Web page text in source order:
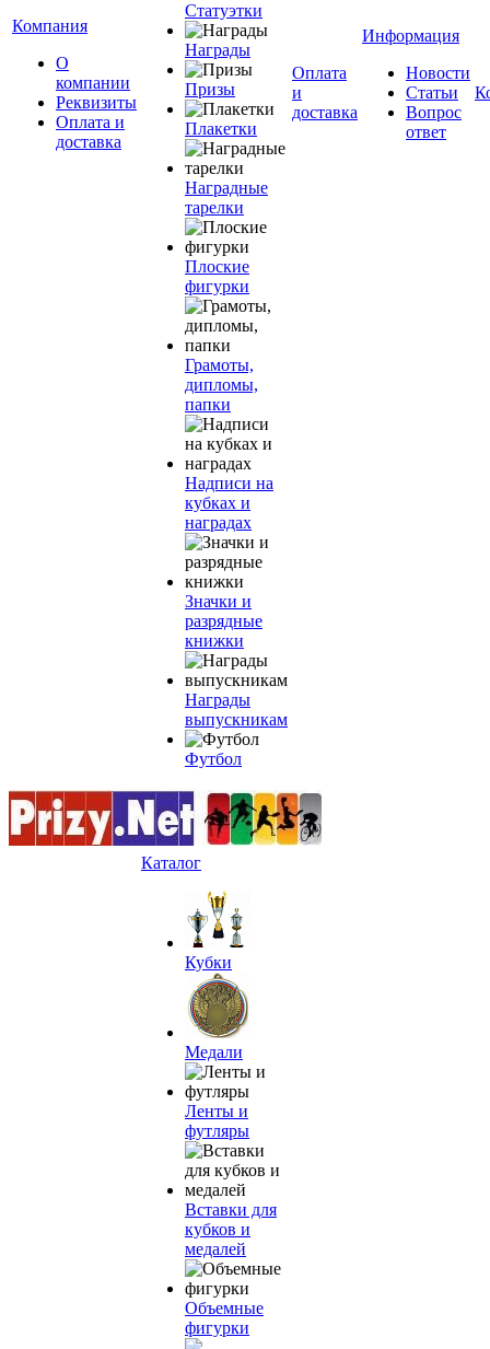
Компания
О
компании
Реквизиты
Оплата и
доставка
Статуэтки
Награды
Призы
Плакетки
Наградные
тарелки
Плоские
фигурки
Грамоты,
дипломы,
папки
Надписи на
кубках и
наградах
Значки и
разрядные
книжки
Награды
выпускникам
Футбол
Оплата
и
доставка
Информация
Новости
Статьи
Вопрос
ответ
Каталог
Кубки
Медали
Ленты и
футляры
Вставки для
кубков и
медалей
Объемные
фигурки